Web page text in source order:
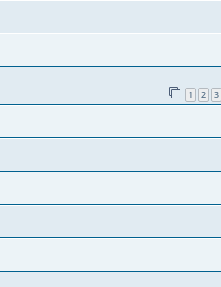
1 2 3